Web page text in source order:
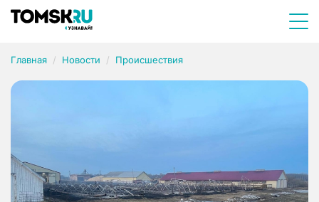
Главная Новости Происшествия